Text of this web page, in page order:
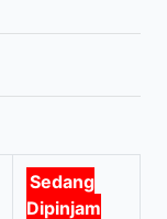
Sedang
Dipinjam